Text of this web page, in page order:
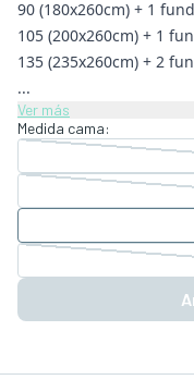
90 (180x260cm) + 1
105 (200x260cm) + 1
135 (235x260cm) + 2
...
Ver más
Medida cama: